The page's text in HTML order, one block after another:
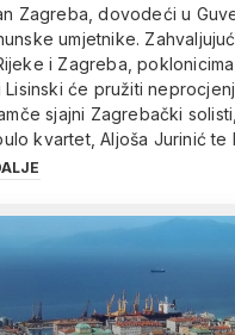
Zagreba, dovodeći u
umjetnike.
i Zagreba,
Lisinski će pružiti
sjajni Zagrebački solisti,
kvartet, Aljoša Jurinić te